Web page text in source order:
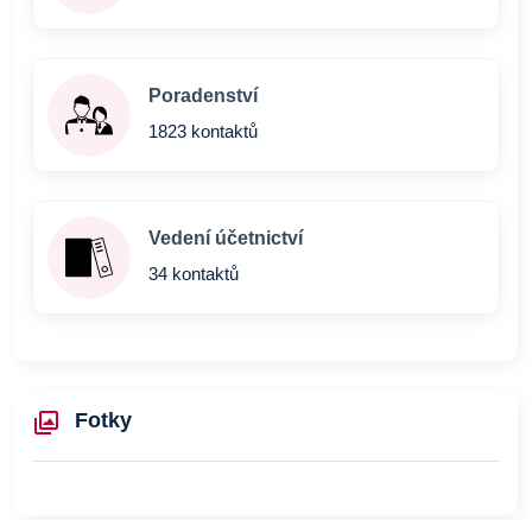
Poradenství
1823 kontaktů
Vedení účetnictví
34 kontaktů
Fotky